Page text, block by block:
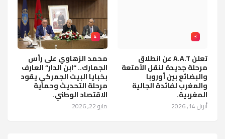
3
تعلن A.A.T عن انطلاق
مرحلة جديدة لنقل الأمتعة
والبضائع بين أوروبا
والمغرب لفائدة الجالية
المغربية.
أبريل 14, 2026
4
محمد الزهاوي على رأس
الجمارك.. “ابن الدار” العارف
بخبايا البيت الجمركي يقود
مرحلة التحديث وحماية
الاقتصاد الوطني.
مايو 22, 2026